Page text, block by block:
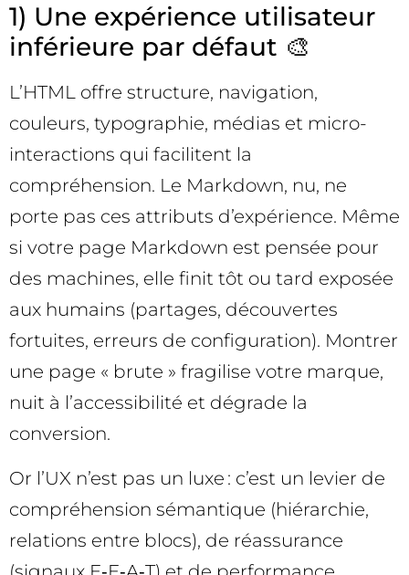
1) Une expérience utilisateur
inférieure par défaut 🎨
L’HTML offre structure, navigation,
couleurs, typographie, médias et micro-
interactions qui facilitent la
compréhension. Le Markdown, nu, ne
porte pas ces attributs d’expérience. Même
si votre page Markdown est pensée pour
des machines, elle finit tôt ou tard exposée
aux humains (partages, découvertes
fortuites, erreurs de configuration). Montrer
une page « brute » fragilise votre marque,
nuit à l’accessibilité et dégrade la
conversion.
Or l’UX n’est pas un luxe : c’est un levier de
compréhension sémantique (hiérarchie,
relations entre blocs), de réassurance